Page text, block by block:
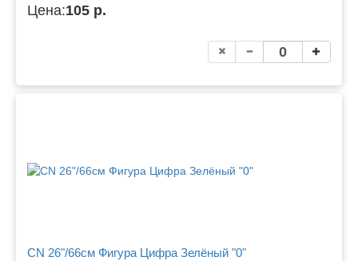
Цена:105 р.
CN 26"/66см Фигура Цифра Зелёный "0"